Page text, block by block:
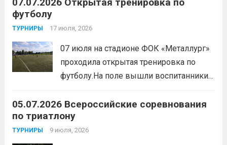
мероприятия, главной целью
организаторы ставили сплочение
коллектива и пропаганду здорового
образа жизни. По итогам прохождения
всех этапов участники
футболу
ТУРНИРЫ 17 июля, 2026
07 июля на стадионе ФОК «Металлург»
проходила открытая тренировка по
футболу.На поле вышли воспитанники
Участники отработали технику владения
мячом и сыграли несколько коротких
товарищеских матчей.
05.07.2026 Всероссийские соревнования
по триатлону
ТУРНИРЫ 9 июля, 2026